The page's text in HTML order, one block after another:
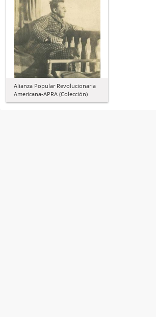
Alianza Popular Revolucionaria
Americana-APRA (Colección)